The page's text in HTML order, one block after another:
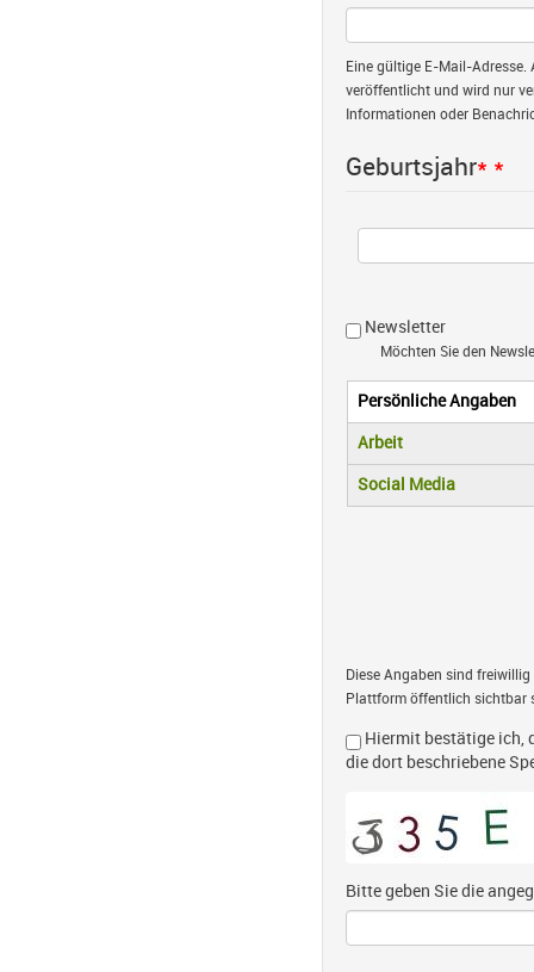
Eine gültige E-Mail-Adresse.
veröffentlicht und wird nur
Informationen oder
Geburtsjahr* *
Newsletter
Möchten Sie den
Vertikale
Persönliche Angaben
(aktiver Reiter)
Arbeit
Social Media
Diese Angaben sind
Plattform öffentlich sichtbar
Hiermit bestätige ich,
die dort beschriebene
Bitte geben Sie die